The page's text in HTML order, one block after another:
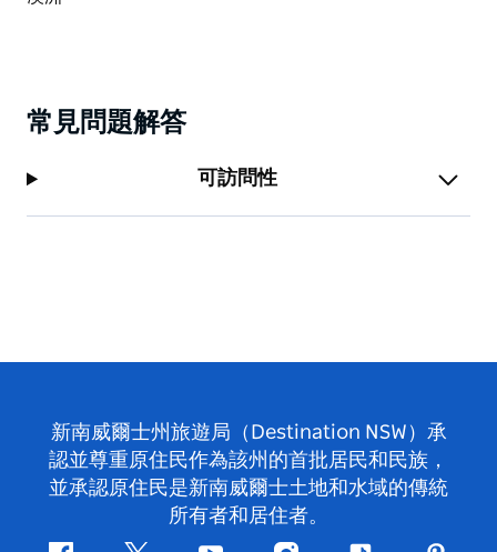
常見問題解答
可訪問性
新南威爾士州旅遊局（Destination NSW）承
認並尊重原住民作為該州的首批居民和民族，
並承認原住民是新南威爾士土地和水域的傳統
所有者和居住者。